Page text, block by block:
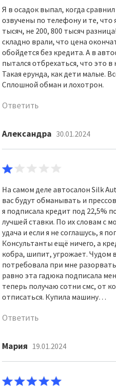
Я в осадок выпал, когда
озвучены по телефону и те, что
тысяч, не 200, 800 тысяч
складно врали, что цена
обойдется без кредита. А в
пытался отбрехаться, что это
Такая ерунда, как дети малые.
Сплошной обман и лохотрон.
Ответить
Александра 30.01.2024
На самом деле автосалон Silk
вас будут обманывать и
я подписала кредит под 22,5%
лучшей ставки. По их словам с
удача и если я не соглашусь, я
Консультанты ещё ничего, а
кобра, шипит, угрожает. Чудом
потребовала при мне
равно эта гадюка подписала
теперь получаю сотни смс, от
отписаться. Купила машину…
Ответить
Мария 19.01.2024